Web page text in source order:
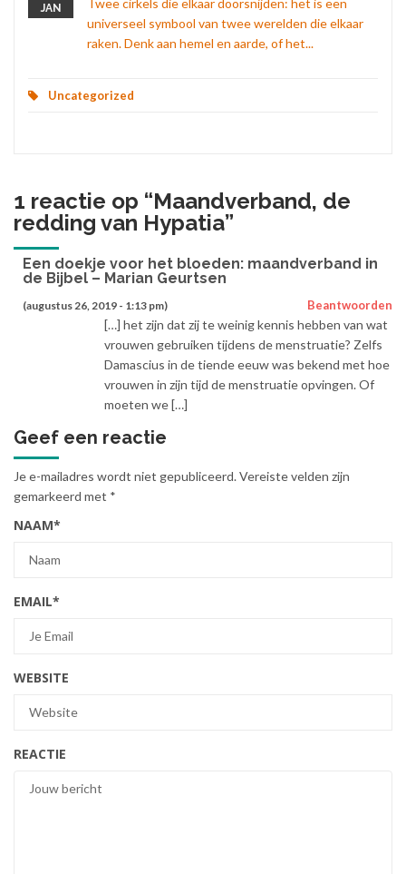
JAN
Twee cirkels die elkaar doorsnijden: het is een
universeel symbool van twee werelden die elkaar
raken. Denk aan hemel en aarde, of het...
Uncategorized
1 reactie op “Maandverband, de
redding van Hypatia”
Een doekje voor het bloeden: maandverband in
de Bijbel – Marian Geurtsen
(augustus 26, 2019 - 1:13 pm) Beantwoorden
[…] het zijn dat zij te weinig kennis hebben van wat
vrouwen gebruiken tijdens de menstruatie? Zelfs
Damascius in de tiende eeuw was bekend met hoe
vrouwen in zijn tijd de menstruatie opvingen. Of
moeten we […]
Geef een reactie
Je e-mailadres wordt niet gepubliceerd.Vereiste velden zijn
gemarkeerd met *
NAAM*
EMAIL*
WEBSITE
REACTIE